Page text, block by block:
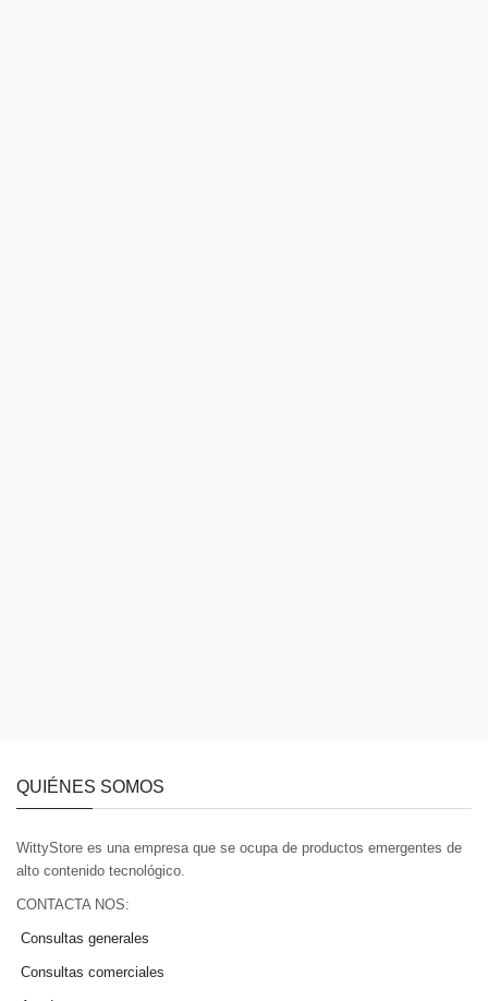
QUIÉNES SOMOS
WittyStore es una empresa que se ocupa de productos emergentes de
alto contenido tecnológico.
CONTACTA NOS:
Consultas generales
Consultas comerciales